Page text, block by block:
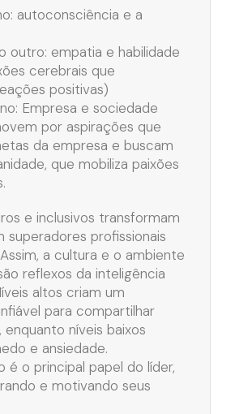
autoconsciência e a
outro: empatia e habilidade
cerebrais que
positivas)
Empresa e sociedade
por aspirações que
da empresa e buscam
que mobiliza paixões
e inclusivos transformam
superadores profissionais
a cultura e o ambiente
reflexos da inteligência
altos criam um
para compartilhar
níveis baixos
e ansiedade.
é o principal papel do líder,
e motivando seus